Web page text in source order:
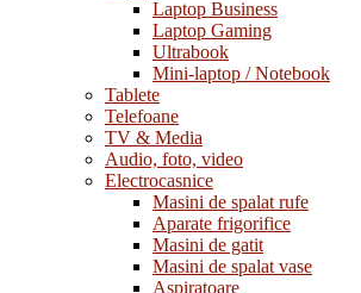
Laptop Business
Laptop Gaming
Ultrabook
Mini-laptop / Notebook
Tablete
Telefoane
TV & Media
Audio, foto, video
Electrocasnice
Masini de spalat rufe
Aparate frigorifice
Masini de gatit
Masini de spalat vase
Aspiratoare